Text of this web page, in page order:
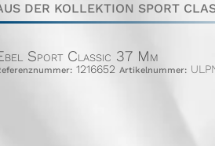
DER KOLLEKTION SPORT
Sport Classic 37 Mm
1216652 Artikelnummer: